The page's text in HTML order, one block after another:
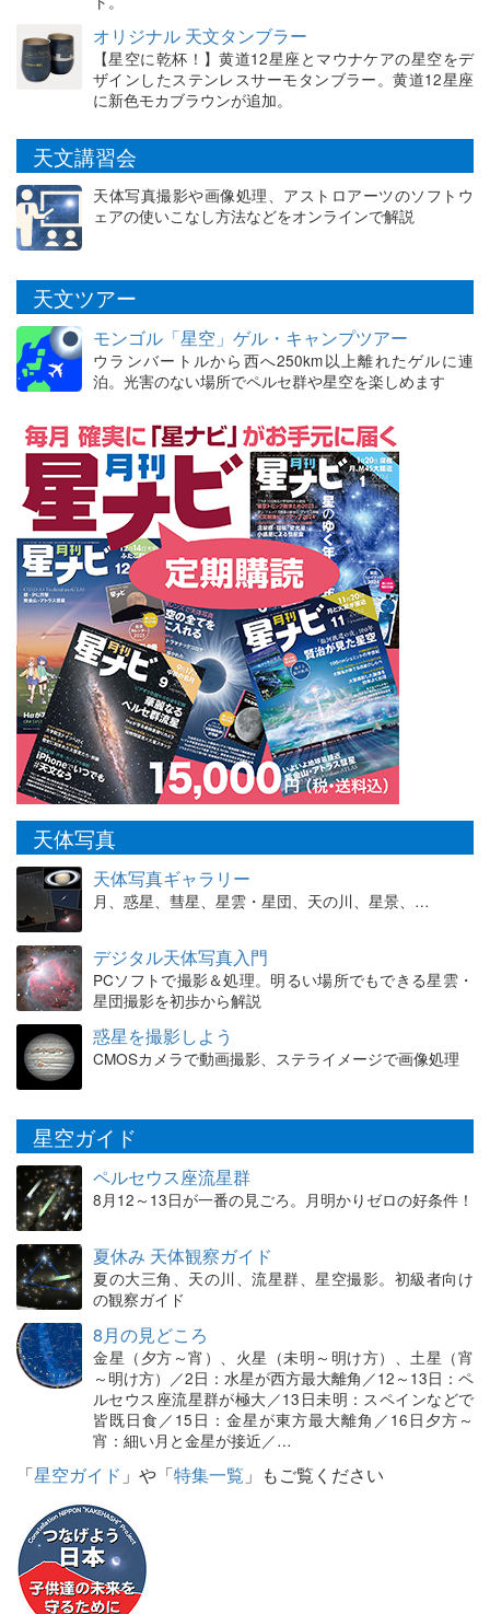
オリジナル 天文タンブラー
【星空に乾杯！】黄道12星座とマウナケアの星空をデ
ザインしたステンレスサーモタンブラー。黄道12星座
に新色モカブラウンが追加。
天文講習会
天体写真撮影や画像処理、アストロアーツのソフトウ
ェアの使いこなし方法などをオンラインで解説
天文ツアー
モンゴル「星空」ゲル・キャンプツアー
ウランバートルから西へ250km以上離れたゲルに連
泊。光害のない場所でペルセ群や星空を楽しめます
天体写真
天体写真ギャラリー
月、惑星、彗星、星雲・星団、天の川、星景、…
デジタル天体写真入門
PCソフトで撮影＆処理。明るい場所でもできる星雲・
星団撮影を初歩から解説
惑星を撮影しよう
CMOSカメラで動画撮影、ステライメージで画像処理
星空ガイド
ペルセウス座流星群
8月12～13日が一番の見ごろ。月明かりゼロの好条件！
夏休み 天体観察ガイド
夏の大三角、天の川、流星群、星空撮影。初級者向け
の観察ガイド
8月の見どころ
金星（夕方～宵）、火星（未明～明け方）、土星（宵
～明け方）／2日：水星が西方最大離角／12～13日：ペ
ルセウス座流星群が極大／13日未明：スペインなどで
皆既日食／15日：金星が東方最大離角／16日夕方～
宵：細い月と金星が接近／…
「星空ガイド 」や「特集一覧 」もご覧ください